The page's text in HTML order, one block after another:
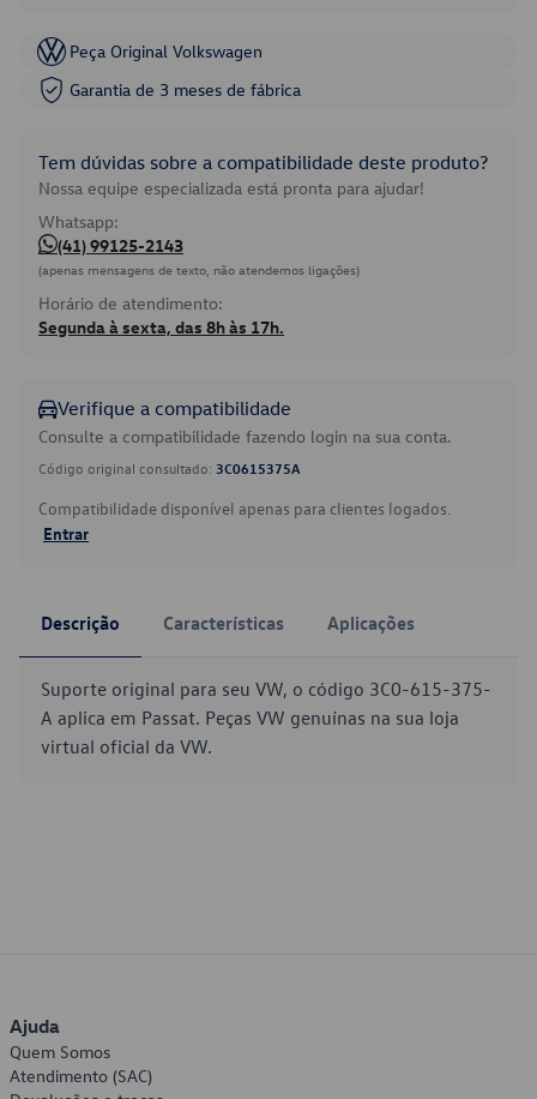
Peça Original Volkswagen
Garantia de 3 meses de fábrica
Tem dúvidas sobre a compatibilidade deste produto?
Nossa equipe especializada está pronta para ajudar!
Whatsapp:
(41) 99125-2143
(apenas mensagens de texto, não atendemos ligações)
Horário de atendimento:
Segunda à sexta, das 8h às 17h.
Verifique a compatibilidade
Consulte a compatibilidade fazendo login na sua conta.
Código original consultado: 3C0615375A
Compatibilidade disponível apenas para clientes logados.
Entrar
Descrição Características Aplicações
Suporte original para seu VW, o código 3C0-615-375-
A aplica em Passat. Peças VW genuínas na sua loja
virtual oficial da VW.
Ajuda
Quem Somos
Atendimento (SAC)